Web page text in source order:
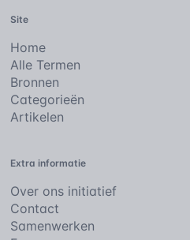
Site
Home
Alle Termen
Bronnen
Categorieën
Artikelen
Extra informatie
Over ons initiatief
Contact
Samenwerken